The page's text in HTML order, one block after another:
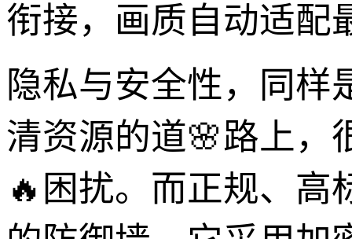
衔接，画质自动适配
隐私与安全性，同样
清资源的道🌸路上，
🔥困扰。而正规、高